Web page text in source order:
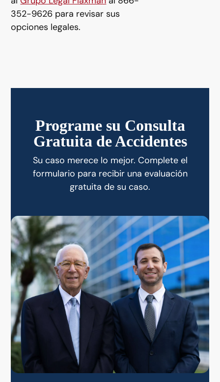
352-9626 para revisar sus
opciones legales.
Programe su Consulta
Gratuita de Accidentes
Su caso merece lo mejor. Complete el
formulario para recibir una evaluación
gratuita de su caso.